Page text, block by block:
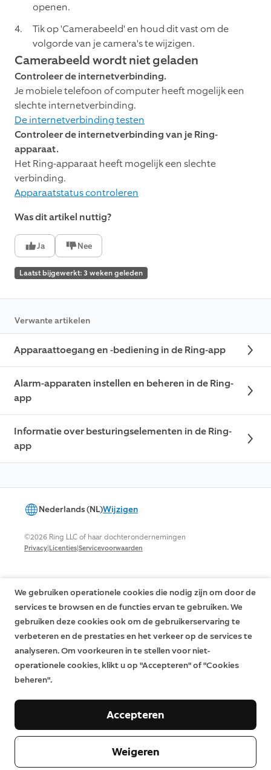
openen.
Tik op 'Camerabeeld' en houd dit vast om de
volgorde van je camera's te wijzigen.
Camerabeeld wordt niet geladen
Controleer de internetverbinding.
Je mobiele telefoon of computer heeft mogelijk een
slechte internetverbinding.
De internetverbinding testen
Controleer de internetverbinding van je Ring-
apparaat.
Het Ring-apparaat heeft mogelijk een slechte
verbinding.
Apparaatstatus controleren
Was dit artikel nuttig?
Ja Nee
Laatst bijgewerkt: 3 weken geleden
Verwante artikelen
Apparaattoegang en -bediening in de Ring-app
Alarm-apparaten instellen en beheren in de Ring-
app
Informatie over besturingselementen in de Ring-
app
Nederlands (NL)Wijzigen
©2026 Ring LLC of haar dochterondernemingen
Privacy|Licenties|Servicevoorwaarden
We gebruiken operationele cookies die nodig zijn om door de
services te browsen en de functies ervan te gebruiken. We
gebruiken deze cookies ook om de gebruikerservaring te
verbeteren en de prestaties en het verkeer op de services te
analyseren. Om voorkeuren in te stellen voor niet-
operationele cookies, klikt u op "Accepteren" of "Cookies
beheren".
Weigeren
Accepteren